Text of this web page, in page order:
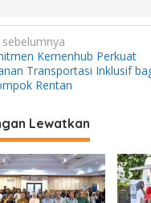
sebelumnya
Kemenhub Perkuat
Transportasi Inklusif
Rentan
Lewatkan